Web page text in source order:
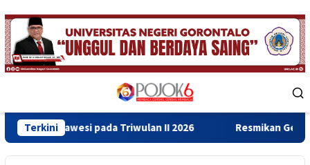
Skip
to
content
Menu
Terkini
pada Triwulan II 2026 Resmikan Gedung Baru